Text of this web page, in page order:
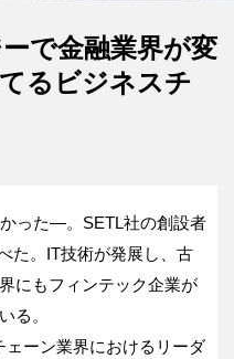
で金融業界が変
るビジネスチ
った―。SETL社の創設者
た。IT技術が発展し、古
にもフィンテック企業が
る。
ーン業界におけるリーダ